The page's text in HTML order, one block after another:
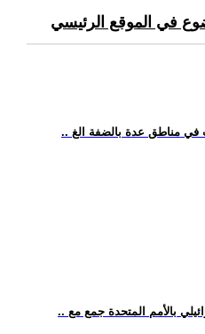
في الموقع الرئيسي
في مناطق عدة بالضفة الغ
بالأمم المتحدة جمع مع